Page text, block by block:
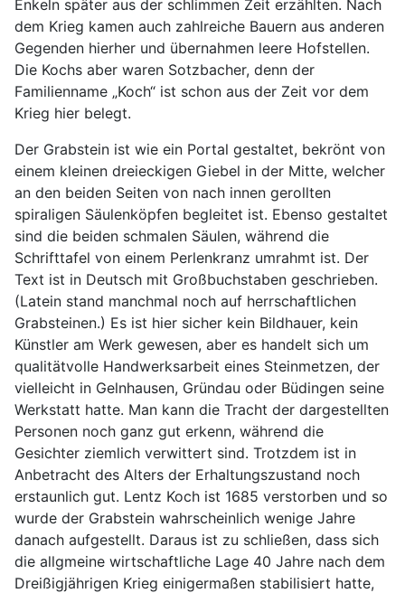
Enkeln später aus der schlimmen Zeit erzählten. Nach
dem Krieg kamen auch zahlreiche Bauern aus anderen
Gegenden hierher und übernahmen leere Hofstellen.
Die Kochs aber waren Sotzbacher, denn der
Familienname „Koch“ ist schon aus der Zeit vor dem
Krieg hier belegt.
Der Grabstein ist wie ein Portal gestaltet, bekrönt von
einem kleinen dreieckigen Giebel in der Mitte, welcher
an den beiden Seiten von nach innen gerollten
spiraligen Säulenköpfen begleitet ist. Ebenso gestaltet
sind die beiden schmalen Säulen, während die
Schrifttafel von einem Perlenkranz umrahmt ist. Der
Text ist in Deutsch mit Großbuchstaben geschrieben.
(Latein stand manchmal noch auf herrschaftlichen
Grabsteinen.) Es ist hier sicher kein Bildhauer, kein
Künstler am Werk gewesen, aber es handelt sich um
qualitätvolle Handwerksarbeit eines Steinmetzen, der
vielleicht in Gelnhausen, Gründau oder Büdingen seine
Werkstatt hatte. Man kann die Tracht der dargestellten
Personen noch ganz gut erkenn, während die
Gesichter ziemlich verwittert sind. Trotzdem ist in
Anbetracht des Alters der Erhaltungszustand noch
erstaunlich gut. Lentz Koch ist 1685 verstorben und so
wurde der Grabstein wahrscheinlich wenige Jahre
danach aufgestellt. Daraus ist zu schließen, dass sich
die allgmeine wirtschaftliche Lage 40 Jahre nach dem
Dreißigjährigen Krieg einigermaßen stabilisiert hatte,